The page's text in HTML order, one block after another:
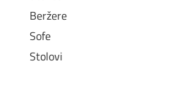
Beržere
Sofe
Stolovi